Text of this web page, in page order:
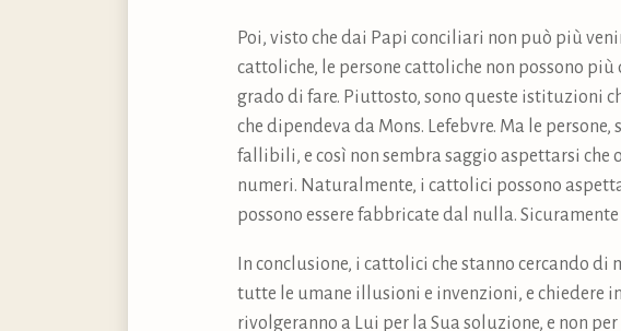
Poi, visto che dai Papi conciliari non può più
cattoliche, le persone cattoliche non possono
grado di fare. Piuttosto, sono queste istituzioni
che dipendeva da Mons. Lefebvre. Ma le
fallibili, e così non sembra saggio aspettarsi
numeri. Naturalmente, i cattolici possono
possono essere fabbricate dal nulla.
In conclusione, i cattolici che stanno cercando
tutte le umane illusioni e invenzioni, e chiedere
rivolgeranno a Lui per la Sua soluzione, e non